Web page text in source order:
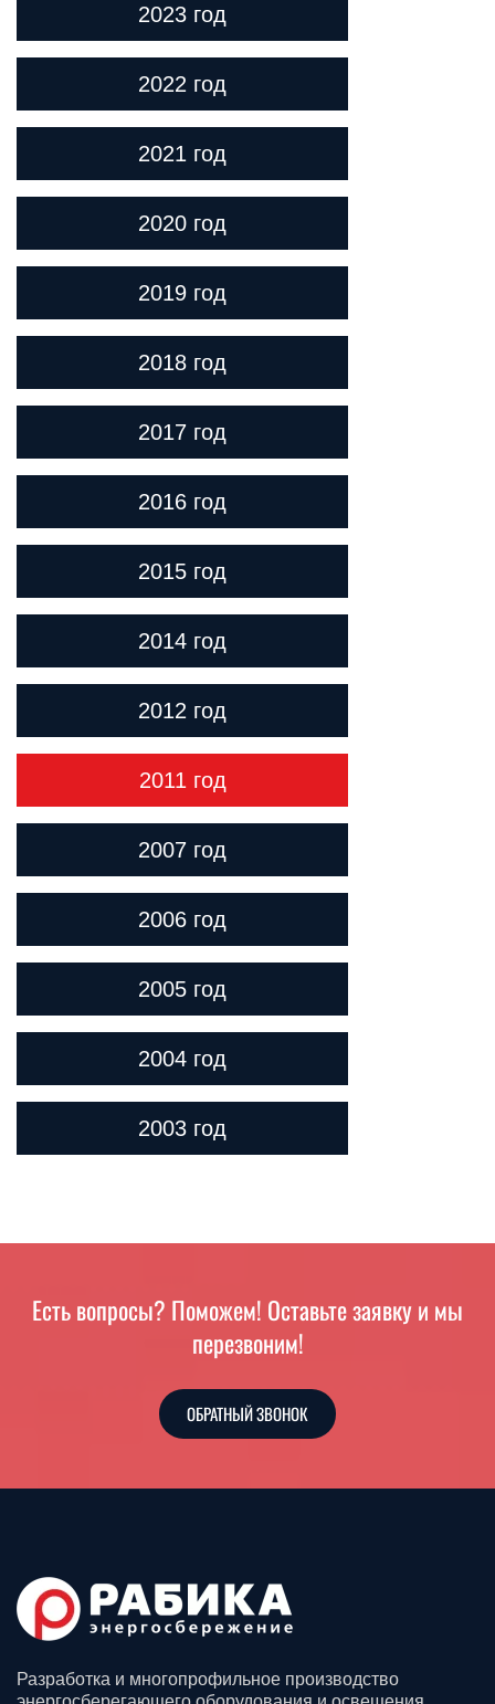
2023 год
2022 год
2021 год
2020 год
2019 год
2018 год
2017 год
2016 год
2015 год
2014 год
2012 год
2011 год
2007 год
2006 год
2005 год
2004 год
2003 год
Есть вопросы? Поможем! Оставьте заявку и мы
перезвоним!
ОБРАТНЫЙ ЗВОНОК
Разработка и многопрофильное производство